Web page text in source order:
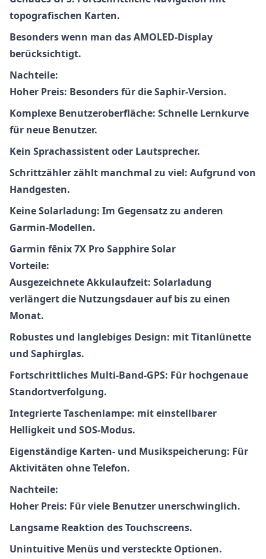
topografischen Karten.
Besonders wenn man das AMOLED-Display
berücksichtigt.
Nachteile:
Hoher Preis: Besonders für die Saphir-Version.
Komplexe Benutzeroberfläche: Schnelle Lernkurve
für neue Benutzer.
Kein Sprachassistent oder Lautsprecher.
Schrittzähler zählt manchmal zu viel: Aufgrund von
Handgesten.
Keine Solarladung: Im Gegensatz zu anderen
Garmin-Modellen.
Garmin fēnix 7X Pro Sapphire Solar
Vorteile:
Ausgezeichnete Akkulaufzeit: Solarladung
verlängert die Nutzungsdauer auf bis zu einen
Monat.
Robustes und langlebiges Design: mit Titanlünette
und Saphirglas.
Fortschrittliches Multi-Band-GPS: Für hochgenaue
Standortverfolgung.
Integrierte Taschenlampe: mit einstellbarer
Helligkeit und SOS-Modus.
Eigenständige Karten- und Musikspeicherung: Für
Aktivitäten ohne Telefon.
Nachteile:
Hoher Preis: Für viele Benutzer unerschwinglich.
Langsame Reaktion des Touchscreens.
Unintuitive Menüs und versteckte Optionen.